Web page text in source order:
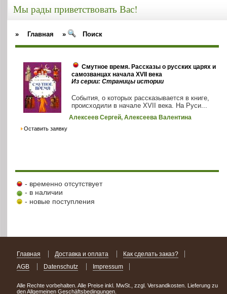
Мы рады приветствовать Вас!
» Главная » Поиск
Смутное время. Рассказы о русских царях и
самозванцах начала XVII века
Из серии: Страницы истории
События, о которых рассказывается в книге,
происходили в начале XVII века. На Руси...
Алексеев Сергей, Алексеева Валентина
Оставить заявку
- временно отсутствует
- в наличии
- новые поступления
Главная Доставка и оплата
Как сделать заказ?
AGB
Datenschutz Impressum
Alle Rechte vorbehalten. Alle Preise inkl. MwSt., zzgl. Versandkosten. Lieferung zu
den Allgemeinen Geschäftsbedingungen.